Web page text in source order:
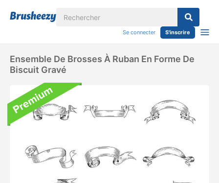
Se connecter S'inscrire
Ensemble De Brosses À Ruban En Forme De
Biscuit Gravé